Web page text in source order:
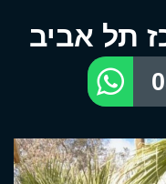
תל אביב